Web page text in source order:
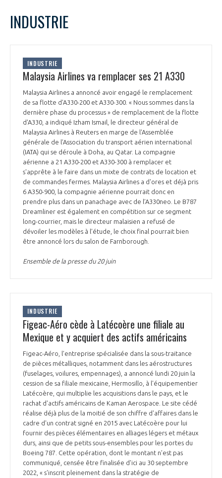
PRÉSENTATION
NOTRE VISION
NOS MISSIONS
NOTRE HISTOIRE
ORGANISATION
LE CONSEIL DU GIFAS
L’ÉQUIPE DU GIFAS
NOS RÉSEAUX À L'INTERNATIONAL
FONCTIONNEMENT
GEADS
COMITÉ AERO PME
STARTAIR
COMMISSIONS ET COMITÉS
ACCOMPAGNEMENT DE NOS ADHÉRENTS
LES PROGRAMMES DU GIFAS
UN ÉCOSYSTÈME INTÉGRÉ ET COHÉRENT
POURQUOI DEVENIR MEMBRE ?
LA MÉDIATION
LA MÉDIATION DANS LA FILIÈRE AÉRONAUTIQUE ET SPATIALE
LE MÉDIATEUR DE LA FILIÈRE AÉRONAUTIQUE ET SPATIALE
MÉDIATION ET CHARTE D’ENGAGEMENT SUR LES RELATIONS ENTRE
CLIENTS ET FOURNISSEURS
LA MÉDIATION AU-DELÀ DE LA FILIÈRE AÉRONAUTIQUE ET SPATIALE
PRENDRE CONTACT AVEC LE MÉDIATEUR DE LA FILIÈRE
LE SALON DU BOURGET
L'OBSERVATOIRE
LES ENJEUX
COMPÉTITIVITÉ
EMPLOI & FORMATION
ENVIRONNEMENT
INNOVATION
INTERNATIONALISATION
LES PUBLICATIONS
DOCUMENTS & BROCHURES
RAPPORTS D'ACTIVITÉS
L
1 2 3 4
5
13
17 18
27
28 29 30
INDUSTRIE
INDUSTRIE
Malaysia Airlines va remplacer ses 21 A330
Malaysia Airlines a annoncé avoir engagé le remplacement
de sa flotte d'A330-200 et A330-300. « Nous sommes dans la
dernière phase du processus » de remplacement de la flotte
d'A330, a indiqué Izham Ismail, le directeur général de
Malaysia Airlines à Reuters en marge de l'Assemblée
générale de l'Association du transport aérien international
(IATA) qui se déroule à Doha, au Qatar. La compagnie
aérienne a 21 A330-200 et A330-300 à remplacer et
s'apprête à le faire dans un mixte de contrats de location et
de commandes fermes. Malaysia Airlines a d'ores et déjà pris
6 A350-900, la compagnie aérienne pourrait donc en
prendre plus dans un panachage avec de l’A330neo. Le B787
Dreamliner est également en compétition sur ce segment
long-courrier, mais le directeur malaisien a refusé de
dévoiler les modèles à l’étude, le choix final pourrait bien
être annoncé lors du salon de Farnborough.
Ensemble de la presse du 20 juin
INDUSTRIE
Figeac-Aéro cède à Latécoère une filiale au
Mexique et y acquiert des actifs américains
Figeac-Aéro, l'entreprise spécialisée dans la sous-traitance
de pièces métalliques, notamment dans les aérostructures
(fuselages, voilures, empennages), a annoncé lundi 20 juin la
cession de sa filiale mexicaine, Hermosillo, à l'équipementier
Latécoère, qui multiplie les acquisitions dans le pays, et le
rachat d'actifs américains de Kaman Aerospace. Le site cédé
réalise déjà plus de la moitié de son chiffre d'affaires dans le
cadre d'un contrat signé en 2015 avec Latécoère pour lui
fournir des pièces élémentaires en alliages légers et métaux
durs, ainsi que de petits sous-ensembles pour les portes du
Boeing 787. Cette opération, dont le montant n’est pas
communiqué, censée être finalisée d'ici au 30 septembre
2022, « s'inscrit pleinement dans la stratégie de
Rejoignez une filière d’excellence et développez
Découvrez les avantages d'adhérer au GIFAS.
Rencontres, salons, données sectorielles,
programmes ...